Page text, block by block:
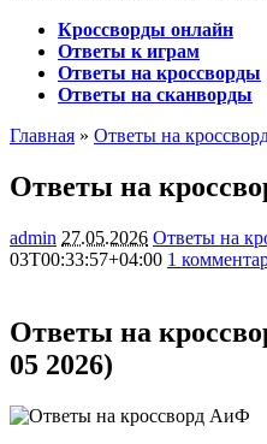
Кроссворды онлайн
Ответы к играм
Ответы на кроссворды
Ответы на сканворды
Главная » Ответы на
Ответы на
admin 27.05.2026 Ответы на
03T00:33:57+04:00 1
Ответы на
05 2026)